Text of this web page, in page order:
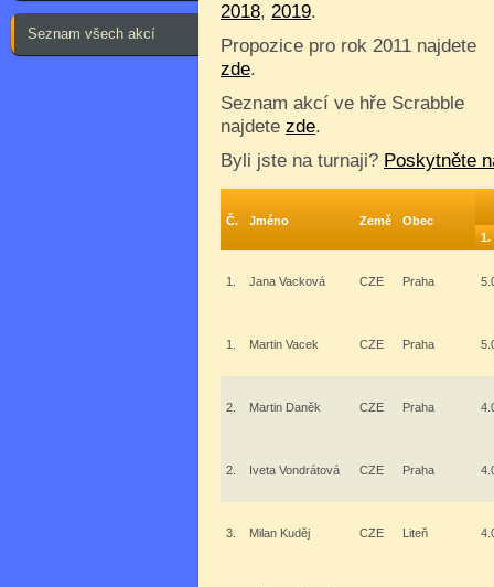
Seznam všech akcí
2018, 2019.
Propozice pro rok 2011 najdete
zde.
Seznam akcí ve hře Scrabble
najdete zde.
Byli jste na turnaji? Poskytněte
Č. Jméno Země
Obec
1.
1. Jana Vacková CZE Praha
1. Martin Vacek CZE Praha
2. Martin Daněk CZE Praha
2. Iveta Vondrátová CZE Praha
3. Milan Kuděj CZE Liteň